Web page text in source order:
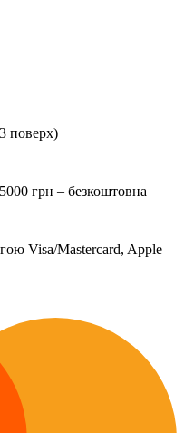
поверх)
грн – безкоштовна
Visa/Mastercard, Apple